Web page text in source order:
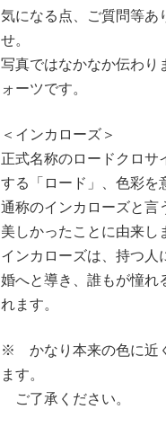
気になる点、ご質問等あ
せ。
写真ではなかなか伝わり
ォーツです。
＜インカローズ＞
正式名称のロードクロサ
する「ロード」、色彩を
通称のインカローズと言
美しかったことに由来し
インカローズは、持つ人
婚へと導き、誰もが憧れ
れます。
※ かなり本来の色に近
ます。
ご了承ください。